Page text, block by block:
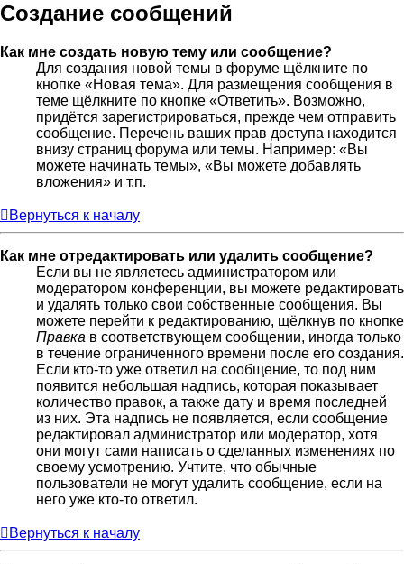
Создание сообщений
Как мне создать новую тему или сообщение?
Для создания новой темы в форуме щёлкните по
кнопке «Новая тема». Для размещения сообщения в
теме щёлкните по кнопке «Ответить». Возможно,
придётся зарегистрироваться, прежде чем отправить
сообщение. Перечень ваших прав доступа находится
внизу страниц форума или темы. Например: «Вы
можете начинать темы», «Вы можете добавлять
вложения» и т.п.
Вернуться к началу
Как мне отредактировать или удалить сообщение?
Если вы не являетесь администратором или
модератором конференции, вы можете редактировать
и удалять только свои собственные сообщения. Вы
можете перейти к редактированию, щёлкнув по кнопке
Правка в соответствующем сообщении, иногда только
в течение ограниченного времени после его создания.
Если кто-то уже ответил на сообщение, то под ним
появится небольшая надпись, которая показывает
количество правок, а также дату и время последней
из них. Эта надпись не появляется, если сообщение
редактировал администратор или модератор, хотя
они могут сами написать о сделанных изменениях по
своему усмотрению. Учтите, что обычные
пользователи не могут удалить сообщение, если на
него уже кто-то ответил.
Вернуться к началу